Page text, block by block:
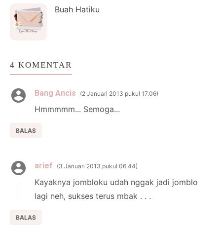
Buah Hatiku
4 KOMENTAR
Bang Ancis 2 Januari 2013 pukul 17.06
Hmmmmm... Semoga...
BALAS
arief 3 Januari 2013 pukul 06.44
Kayaknya jombloku udah nggak jadi jomblo
lagi neh, sukses terus mbak . . .
BALAS